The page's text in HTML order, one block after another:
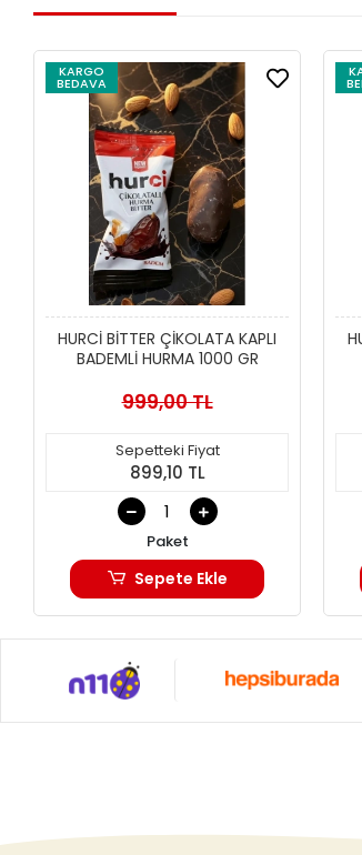
KARGO
BEDAVA
HURCİ BİTTER ÇİKOLATA KAPLI
BADEMLİ HURMA 1000 GR
999,00 TL
Sepetteki Fiyat
899,10 TL
Paket
Sepete Ekle